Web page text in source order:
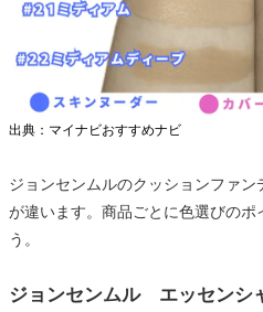
出典：マイナビおすすめナビ
ジョンセンムルのクッションファ
が違います。商品ごとに色選びのポ
う。
ジョンセンムル エッセン